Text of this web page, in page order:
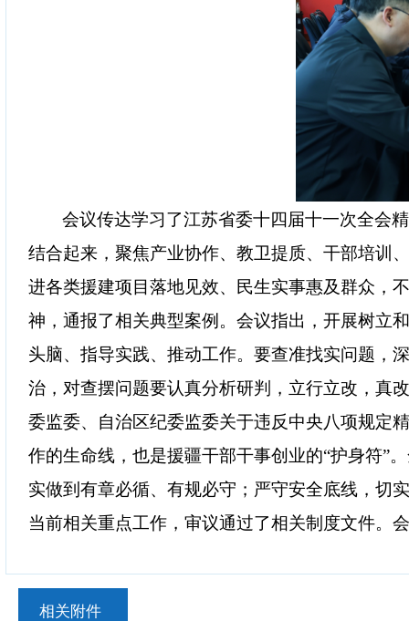
会议传达学习了江苏省委十四届十一次全会
结合起来，聚焦产业协作、教卫提质、干部培训
进各类援建项目落地见效、民生实事惠及群众，
神，通报了相关典型案例。会议指出，开展树立
头脑、指导实践、推动工作。要查准找实问题，
治，对查摆问题要认真分析研判，立行立改，真
委监委、自治区纪委监委关于违反中央八项规定
作的生命线，也是援疆干部干事创业的“护身符”
实做到有章必循、有规必守；严守安全底线，切
当前相关重点工作，审议通过了相关制度文件。
相关附件